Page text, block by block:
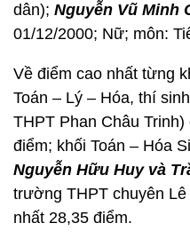
dân); Nguyễn Vũ Minh
01/12/2000; Nữ; môn:
Về điểm cao nhất từng
Toán – Lý – Hóa, thí sinh
THPT Phan Châu
điểm; khối Toán – Hóa
Nguyễn Hữu Huy và
trường THPT chuyên
nhất 28,35 điểm.